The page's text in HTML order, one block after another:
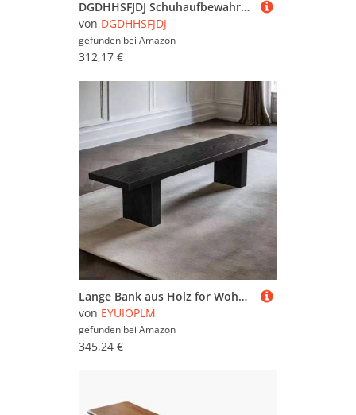
DGDHHSFJDJ Schuhaufbewahrungsbank mit Samtsitz, 3-stufigem Schuhregal und goldfarbenem Metallrahmen
von DGDHHSFJDJ
gefunden bei Amazon
312,17 €
Lange Bank aus Holz for Wohnzimmer und Esszimmer im Bauernhausstil, Bank for den Kücheneingangsbereich mit armlosem Design und geringer Höhe, Schuhbank aus Massivholz, Eingangsbänke(160 * 35 * 45cm)
von EYUIOPLM
gefunden bei Amazon
345,24 €